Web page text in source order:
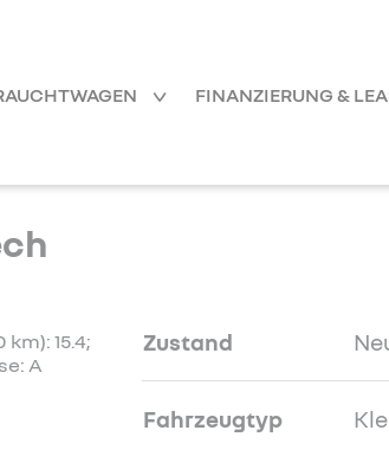
FINANZIERUNG &
15.4;
A
Zustand
Fahrzeugtyp